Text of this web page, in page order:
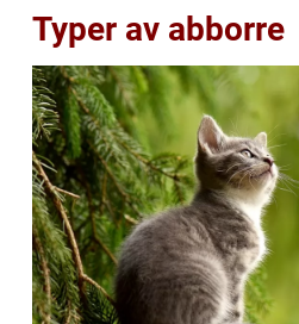
Typer av abborre